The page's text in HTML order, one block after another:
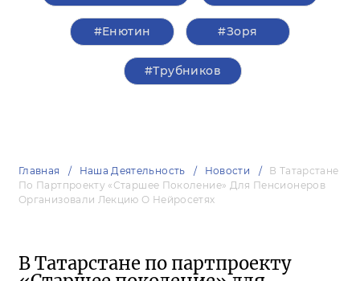
#Енютин #Зоря
#Трубников
Главная Наша Деятельность Новости
В Татарстане
По Партпроекту «Старшее Поколение» Для Пенсионеров
Организовали Лекцию О Нейросетях
В Татарстане по партпроекту